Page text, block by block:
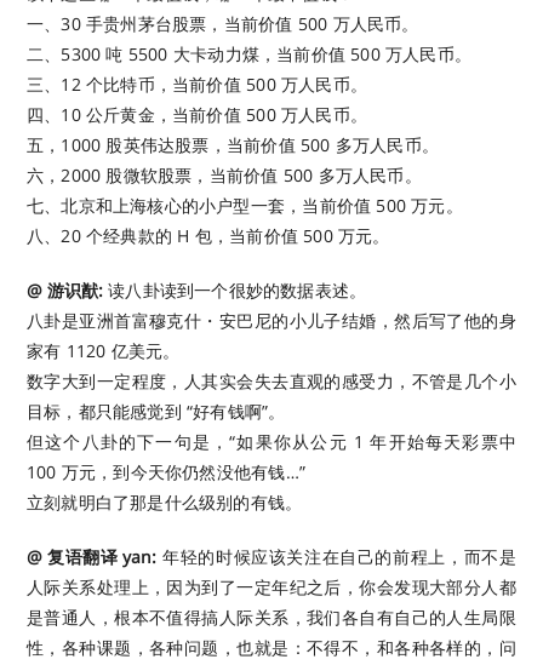
一、30 手贵州茅台股票，当前价值 500 万人民币。
二、5300 吨 5500 大卡动力煤，当前价值 500 万人民币。
三、12 个比特币，当前价值 500 万人民币。
四、10 公斤黄金，当前价值 500 万人民币。
五，1000 股英伟达股票，当前价值 500 多万人民币。
六，2000 股微软股票，当前价值 500 多万人民币。
七、北京和上海核心的小户型一套，当前价值 500 万元。
八、20 个经典款的 H 包，当前价值 500 万元。
@ 游识猷: 读八卦读到一个很妙的数据表述。
八卦是亚洲首富穆克什・安巴尼的小儿子结婚，然后写了他的身
家有 1120 亿美元。
数字大到一定程度，人其实会失去直观的感受力，不管是几个小
目标，都只能感觉到 “好有钱啊”。
但这个八卦的下一句是，“如果你从公元 1 年开始每天彩票中
100 万元，到今天你仍然没他有钱…”
立刻就明白了那是什么级别的有钱。
@ 复语翻译 yan: 年轻的时候应该关注在自己的前程上，而不是
人际关系处理上，因为到了一定年纪之后，你会发现大部分人都
是普通人，根本不值得搞人际关系，我们各自有自己的人生局限
性，各种课题，各种问题，也就是：不得不，和各种各样的，问